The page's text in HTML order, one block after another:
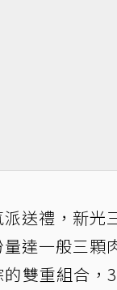
派送禮，新光
量達一般三顆
的雙重組合，